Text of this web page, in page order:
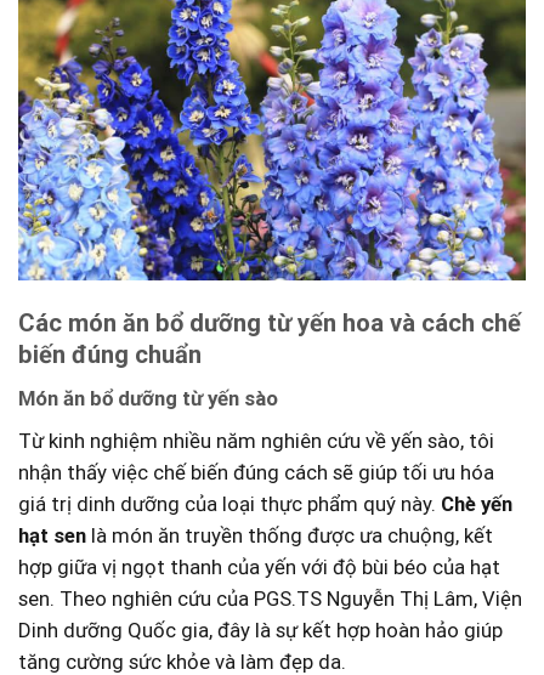
Các món ‍ăn​ bổ ‍dưỡng từ yến hoa ‍và cách ‍chế
biến ‍đúng chuẩn
Món ăn bổ dưỡng từ yến sào
Từ kinh nghiệm nhiều năm​ nghiên cứu ⁤về yến ​sào, tôi
nhận thấy việc chế biến ⁢đúng cách sẽ giúp tối ưu hóa
giá trị⁣ dinh dưỡng của⁢ loại thực phẩm quý này. Chè yến
hạt sen là món ăn truyền thống⁢ được ưa chuộng, kết
hợp giữa⁤ vị ngọt ⁣thanh của yến với‌ độ bùi béo của hạt
sen. Theo ​nghiên cứu của PGS.TS Nguyễn Thị​ Lâm, Viện
Dinh dưỡng Quốc gia, đây là sự kết hợp hoàn hảo giúp
tăng cường sức‍ khỏe và làm đẹp‌ da.